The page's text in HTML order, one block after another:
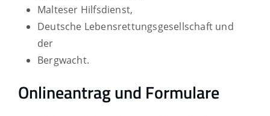
Malteser Hilfsdienst,
Deutsche Lebensrettungsgesellschaft und
der
Bergwacht.
Onlineantrag und Formulare